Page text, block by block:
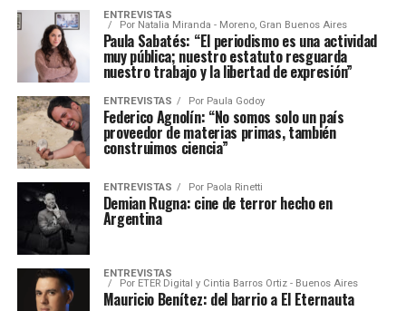
ENTREVISTAS
Por Natalia Miranda - Moreno, Gran Buenos Aires
Paula Sabatés: “El periodismo es una actividad
muy pública; nuestro estatuto resguarda
nuestro trabajo y la libertad de expresión”
ENTREVISTAS Por Paula Godoy
Federico Agnolín: “No somos solo un país
proveedor de materias primas, también
construimos ciencia”
ENTREVISTAS Por Paola Rinetti
Demian Rugna: cine de terror hecho en
Argentina
ENTREVISTAS
Por ETER Digital y Cintia Barros Ortiz - Buenos Aires
Mauricio Benítez: del barrio a El Eternauta